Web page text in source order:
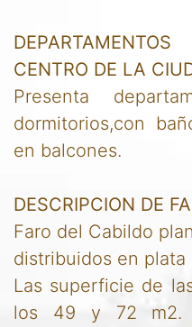
CENTRO DE LA
Presenta
dormitorios,con
en balcones.
DESCRIPCION DE
Faro del Cabildo
distribuidos en plata
Las superficie de
los 49 y 72 m2.